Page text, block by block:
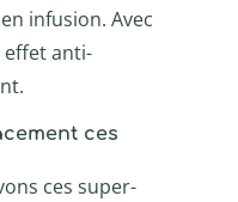
infusion. Avec
effet anti-
ces
ces super-